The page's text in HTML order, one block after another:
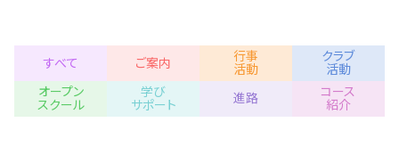
すべて ご案内 行事
活動
クラブ
活動
オープン
スクール
学び
サポート 進路 コース
紹介